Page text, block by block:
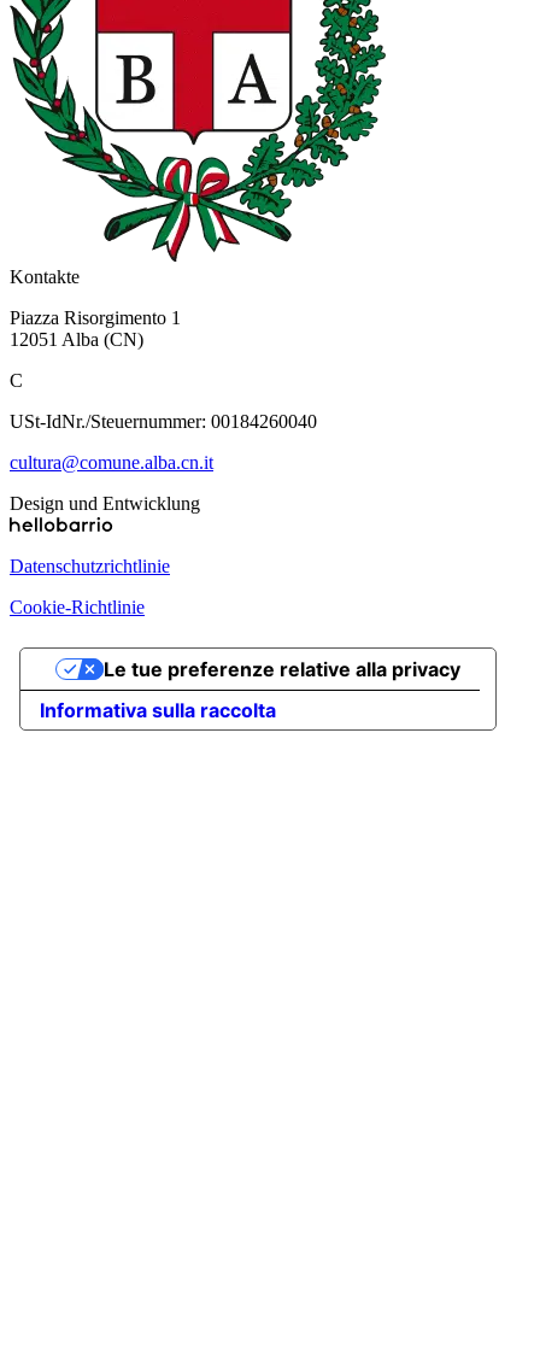
Kontakte
Piazza Risorgimento 1
12051 Alba (CN)
C
USt-IdNr./Steuernummer: 00184260040
cultura@comune.alba.cn.it
Design und Entwicklung
Datenschutzrichtlinie
Cookie-Richtlinie
Informativa sulla raccolta
Le tue preferenze relative alla privacy